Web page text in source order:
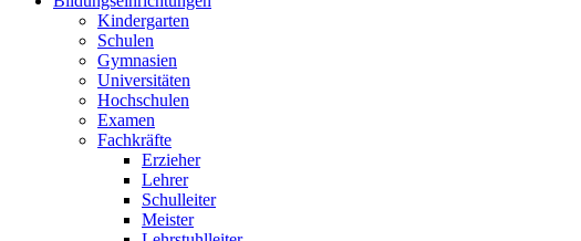
Kindergarten
Schulen
Gymnasien
Universitäten
Hochschulen
Examen
Fachkräfte
Erzieher
Lehrer
Schulleiter
Meister